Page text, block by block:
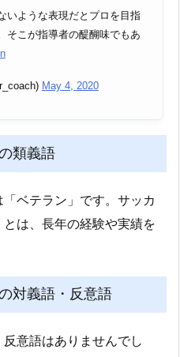
いような表現だとプロを目指
そこが指導者の醍醐味でもあ
May 4, 2020
類義語
ベテラン」です。サッカ
は、長年の経験や実績を
対義語・反意語
意語はありませんでし